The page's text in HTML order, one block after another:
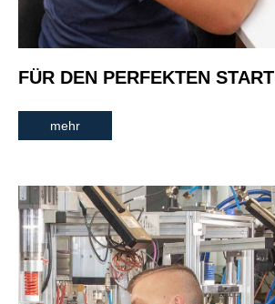
FÜR DEN PERFEKTEN START
mehr